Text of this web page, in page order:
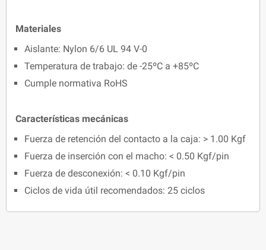
Materiales
Aislante: Nylon 6/6 UL 94 V-0
Temperatura de trabajo: de -25ºC a +85ºC
Cumple normativa RoHS
Características mecánicas
Fuerza de retención del contacto a la caja: > 1.00 Kgf
Fuerza de inserción con el macho: < 0.50 Kgf/pin
Fuerza de desconexión: < 0.10 Kgf/pin
Ciclos de vida útil recomendados: 25 ciclos